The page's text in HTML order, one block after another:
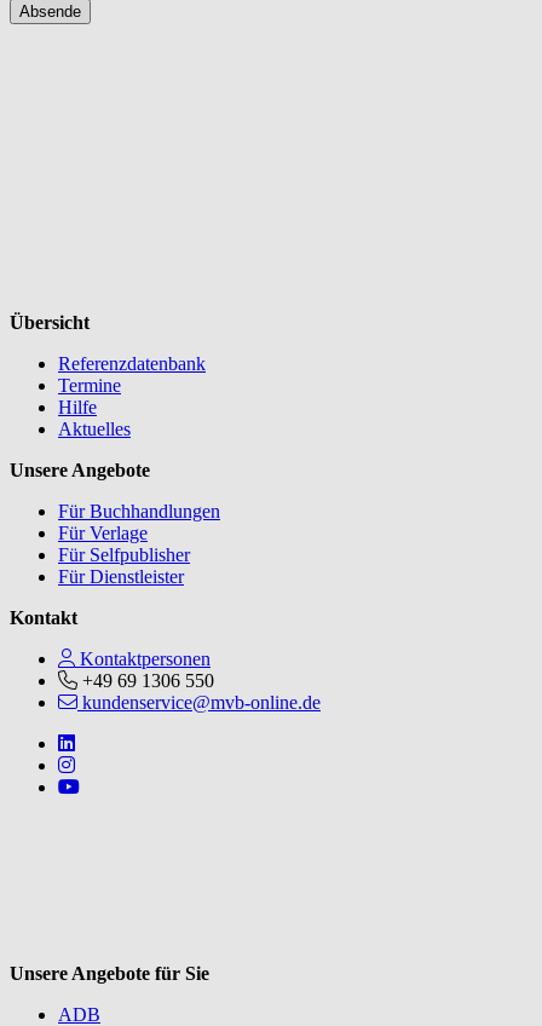
Absende
Übersicht
Referenzdatenbank
Termine
Hilfe
Aktuelles
Unsere Angebote
Für Buchhandlungen
Für Verlage
Für Selfpublisher
Für Dienstleister
Kontakt
Kontaktpersonen
+49 69 1306 550
kundenservice@mvb-online.de
Follow us on https://www.linkedin.com/company/mvbbooks
Follow us on https://www.instagram.com/lifeatmvb/
Follow us on https://www.youtube.com/@mvbbooks
Unsere Angebote für Sie
ADB